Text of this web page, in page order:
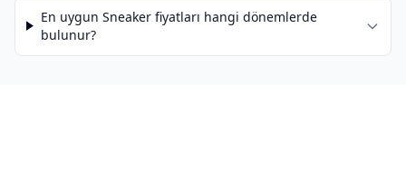
En uygun Sneaker fiyatları hangi dönemlerde
bulunur?